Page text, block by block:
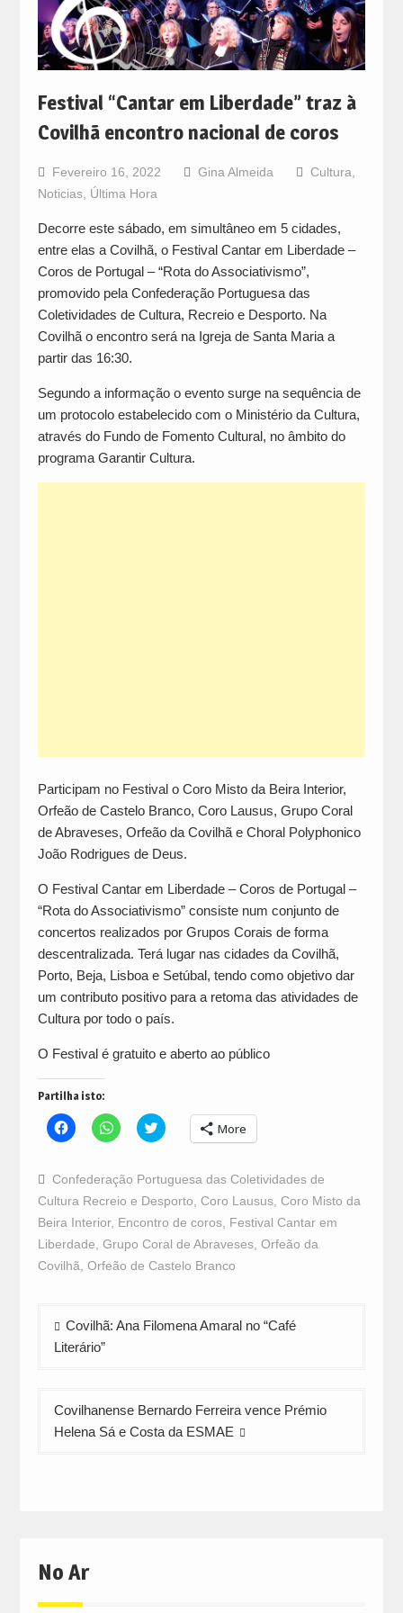
Festival “Cantar em Liberdade” traz à
Covilhã encontro nacional de coros
Fevereiro 16, 2022 Gina Almeida Cultura
Noticias, Última Hora
Decorre este sábado, em simultâneo em 5 cidades,
entre elas a Covilhã, o Festival Cantar em Liberdade –
Coros de Portugal – “Rota do Associativismo”,
promovido pela Confederação Portuguesa das
Coletividades de Cultura, Recreio e Desporto. Na
Covilhã o encontro será na Igreja de Santa Maria a
partir das 16:30.
Segundo a informação o evento surge na sequência de
um protocolo estabelecido com o Ministério da Cultura,
através do Fundo de Fomento Cultural, no âmbito do
programa Garantir Cultura.
Participam no Festival o Coro Misto da Beira Interior,
Orfeão de Castelo Branco, Coro Lausus, Grupo Coral
de Abraveses, Orfeão da Covilhã e Choral Polyphonico
João Rodrigues de Deus.
O Festival Cantar em Liberdade – Coros de Portugal –
“Rota do Associativismo” consiste num conjunto de
concertos realizados por Grupos Corais de forma
descentralizada. Terá lugar nas cidades da Covilhã,
Porto, Beja, Lisboa e Setúbal, tendo como objetivo dar
um contributo positivo para a retoma das atividades de
Cultura por todo o país.
O Festival é gratuito e aberto ao público
Partilha isto:
Click
to
Facebook
(Opens
in
new
window)
Click
to
WhatsApp
(Opens
in
new
window)
Click
to
Twitter
(Opens
in
new
window)
More
Confederação Portuguesa das Coletividades de
Cultura Recreio e Desporto Coro Lausus, Coro Misto da
Beira Interior, Encontro de coros, Festival Cantar em
Liberdade Grupo Coral de Abraveses, Orfeão da
Covilhã Orfeão de Castelo Branco
Navegação
de
Covilhã: Ana Filomena Amaral no “Café
Literário”
Covilhanense Bernardo Ferreira vence Prémio
Helena Sá e Costa da ESMAE
No Ar